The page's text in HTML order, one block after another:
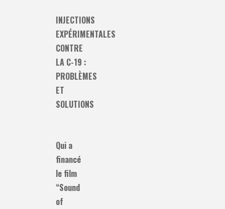
INJECTIONS
EXPÉRIMENTALES
CONTRE
LA C-19 :
PROBLÈMES
ET
SOLUTIONS
Qui a
financé
le film
“Sound
of